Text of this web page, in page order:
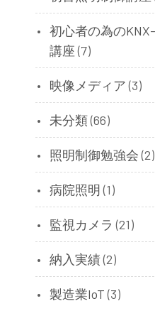
初心者の為の
講座(7)
映像メディア(3)
未分類(66)
照明制御勉強会(2)
病院照明(1)
監視カメラ (21)
納入実績(2)
製造業IoT(3)